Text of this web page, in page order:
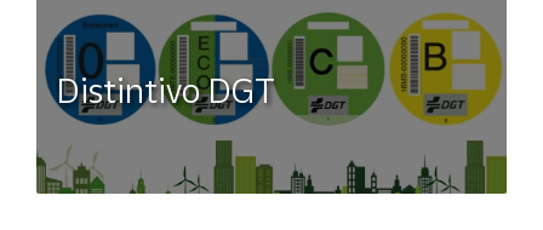
Distintivo DGT